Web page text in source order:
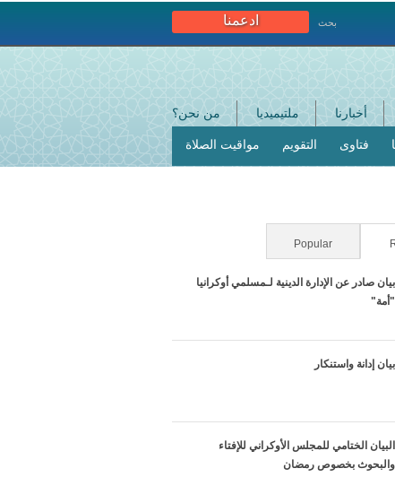
ادعمنا بحث
أخبارنا ملتيميديا من نحن؟
فتاوى التقويم مواقيت الصلاة
(علامة التبويب النشطة)
Popular
بيان صادر عن الإدارة الدينية لـمسلمي أوكرانيا
"أمة"
بيان إدانة واستنكار
البيان الختامي للمجلس الأوكراني للإفتاء
والبحوث بخصوص رمضان